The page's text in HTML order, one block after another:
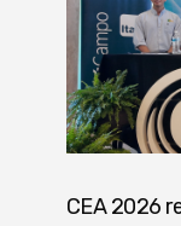
CEA 2026